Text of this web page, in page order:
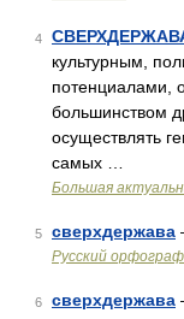
4
культурным,
потенциалами,
большинством
осуществлять
самых …
Большая
5 сверхдержава
Русский
6 сверхдержава